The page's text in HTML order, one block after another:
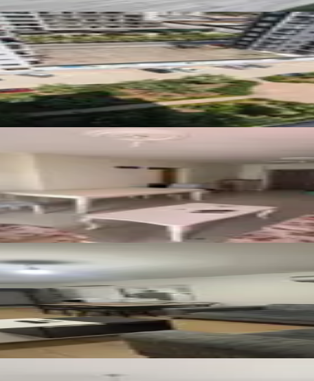
İçi 4+1 Kapalı Mutfak Ç.banyolu Temiz Kiralık Daire
Daire